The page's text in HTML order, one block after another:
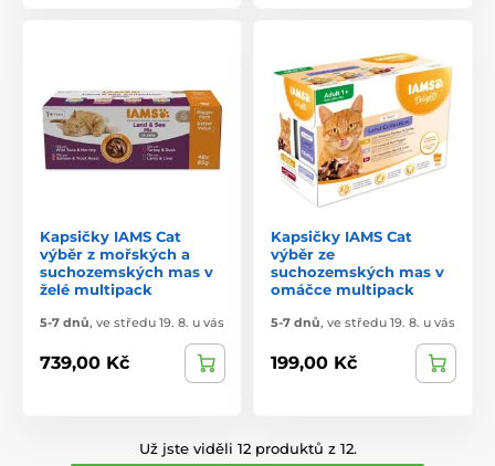
Kapsičky IAMS Cat
výběr z mořských a
suchozemských mas v
želé multipack
5-7 dnů, ve středu 19. 8. u vás
739,00 Kč
Kapsičky IAMS Cat
výběr ze
suchozemských mas v
omáčce multipack
5-7 dnů, ve středu 19. 8. u vás
199,00 Kč
Už jste viděli 12 produktů z 12.